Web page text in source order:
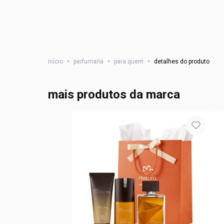
início • perfumaria • para quem • detalhes do produto
mais produtos da marca